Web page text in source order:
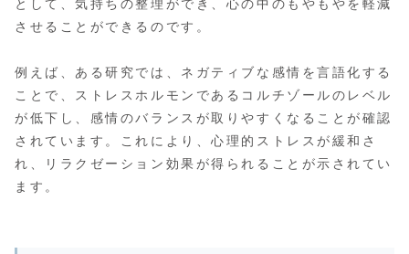
として、気持ちの整理ができ、心の中のもやもやを軽減
させることができるのです。
例えば、ある研究では、ネガティブな感情を言語化する
ことで、ストレスホルモンであるコルチゾールのレベル
が低下し、感情のバランスが取りやすくなることが確認
されています。これにより、心理的ストレスが緩和さ
れ、リラクゼーション効果が得られることが示されてい
ます。